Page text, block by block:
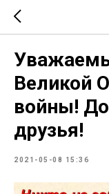
Великой
войны!
друзья!
2021-05-08 15:36